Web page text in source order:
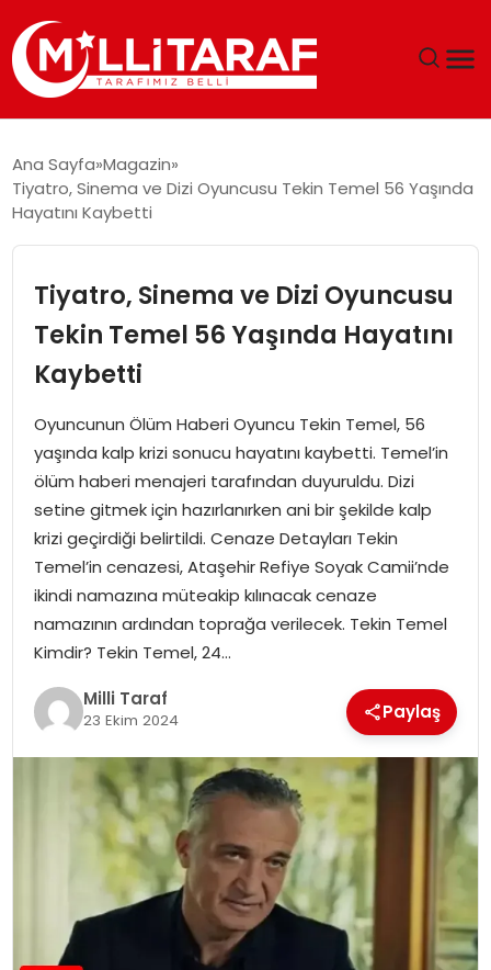
ÖZEL SAYFALAR
EKONOMI
SPOR
SIYASET
MAGAZIN
Ana Sayfa Magazin
Tiyatro, Sinema ve Dizi Oyuncusu Tekin Temel 56 Yaşında
Hayatını Kaybetti
Tiyatro, Sinema ve Dizi Oyuncusu
Tekin Temel 56 Yaşında Hayatını
Kaybetti
Oyuncunun Ölüm Haberi Oyuncu Tekin Temel, 56
yaşında kalp krizi sonucu hayatını kaybetti. Temel’in
ölüm haberi menajeri tarafından duyuruldu. Dizi
setine gitmek için hazırlanırken ani bir şekilde kalp
krizi geçirdiği belirtildi. Cenaze Detayları Tekin
Temel’in cenazesi, Ataşehir Refiye Soyak Camii’nde
ikindi namazına müteakip kılınacak cenaze
namazının ardından toprağa verilecek. Tekin Temel
Kimdir? Tekin Temel, 24…
Milli Taraf
23 Ekim 2024 Paylaş